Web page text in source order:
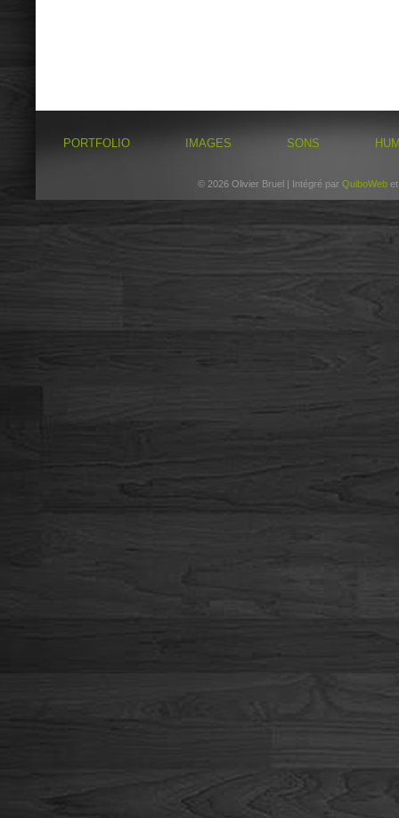
PORTFOLIO IMAGES SONS
© 2026 Olivier Bruel | Intégré par QuiboWeb